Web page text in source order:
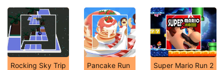
Rocking Sky Trip Pancake Run Super Mario Run 2